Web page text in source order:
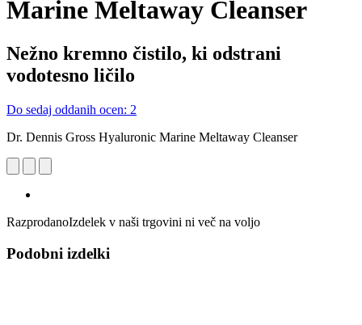
Marine Meltaway Cleanser
Nežno kremno čistilo, ki odstrani
vodotesno ličilo
Do sedaj oddanih ocen: 2
Dr. Dennis Gross Hyaluronic Marine Meltaway Cleanser
RazprodanoIzdelek v naši trgovini ni več na voljo
Podobni izdelki